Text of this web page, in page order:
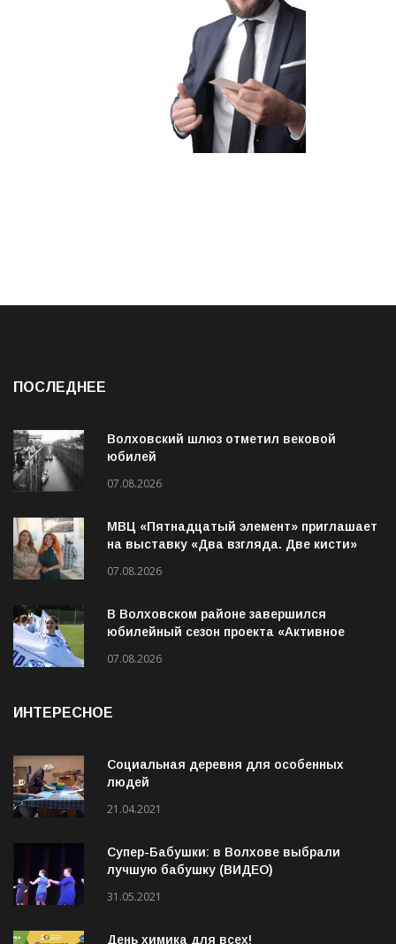
Волховский шлюз отметил вековой
07.08.2026
МВЦ «Пятнадцатый элемент» приглашает
07.08.2026
В Волховском районе завершился
Социальная деревня для особенных
21.04.2021
Супер-Бабушки: в Волхове выбрали
31.05.2021